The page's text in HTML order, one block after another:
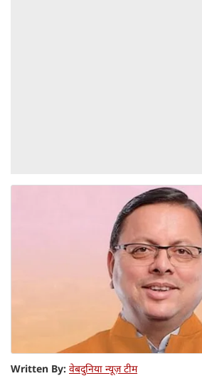
Written By: वेबदुनिया न्यूज़ टीम